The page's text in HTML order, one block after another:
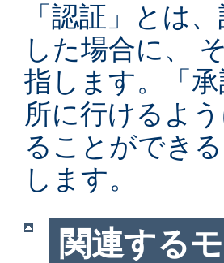
「認証」とは
した場合に、
指します。「
所に行けるよ
ることができ
します。
関連する